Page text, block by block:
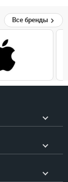
Все бренды